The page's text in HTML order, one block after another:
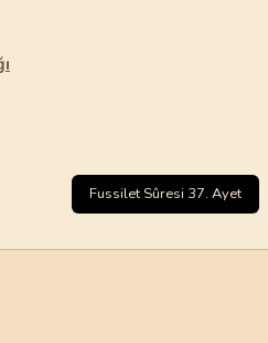
Fussilet Sûresi 37. Ayet